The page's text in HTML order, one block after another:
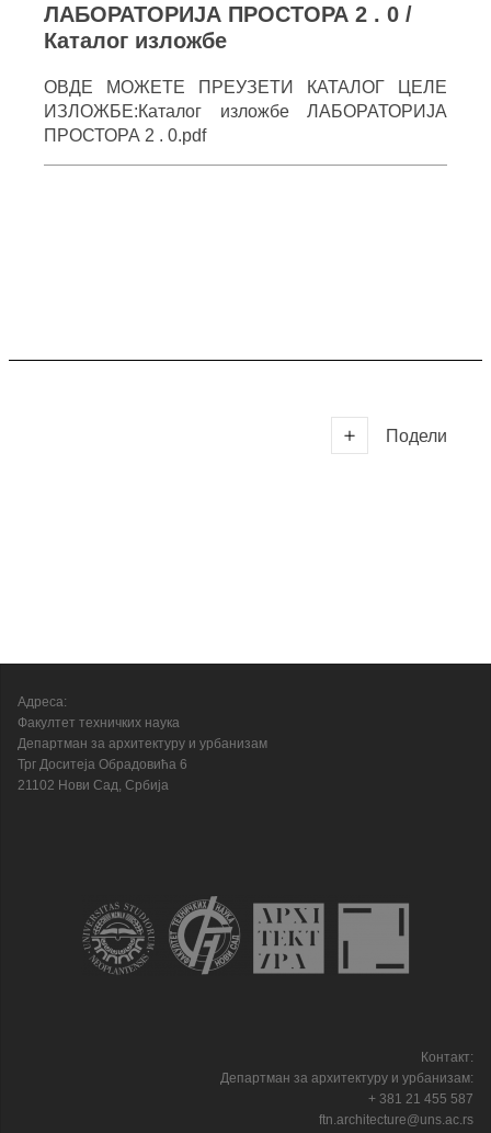
ЛАБОРАТОРИЈА ПРОСТОРА 2 . 0 /
Каталог изложбе
ОВДЕ МОЖЕТЕ ПРЕУЗЕТИ КАТАЛОГ ЦЕЛЕ
ИЗЛОЖБЕ:Каталог изложбе ЛАБОРАТОРИЈА
ПРОСТОРА 2 . 0.pdf
Подели
Адреса:
Факултет техничких наука
Департман за архитектуру и урбанизам
Трг Доситеја Обрадовића 6
21102 Нови Сад, Србија
Контакт:
Департман за архитектуру и урбанизам:
+ 381 21 455 587
ftn.architecture@uns.ac.rs